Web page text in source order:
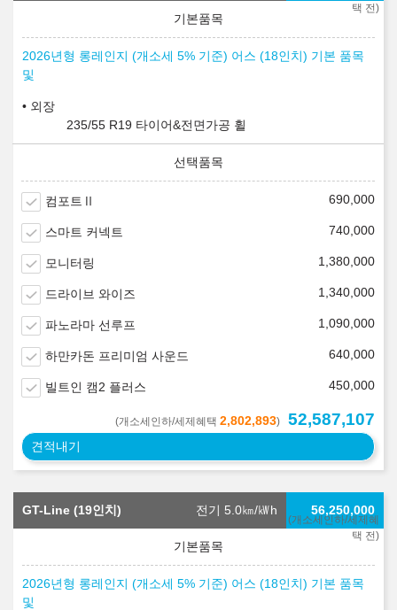
택 전)
2026년형 롱레인지 (개소세 5% 기준) 어스 (18인치) 기본 품목
및
외장
235/55 R19 타이어&전면가공 휠
컴포트Ⅱ 690,000
스마트 커넥트 740,000
모니터링 1,380,000
드라이브 와이즈 1,340,000
파노라마 선루프 1,090,000
하만카돈 프리미엄 사운드 640,000
빌트인 캠2 플러스 450,000
(개소세인하/세제혜택 2,802,893) 52,587,107
견적내기
GT-Line (19인치) 전기 5.0㎞/㎾h
(개소세인하/세제혜
택 전)
56,250,000
2026년형 롱레인지 (개소세 5% 기준) 어스 (18인치) 기본 품목
및